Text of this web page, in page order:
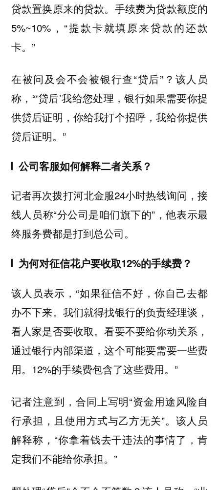
贷款置换原来的贷款。手续费为贷款额度的
5%~10%，“提款卡就填原来贷款的还款
卡。”
在被问及会不会被银行查“贷后”？该人员
称，“‘贷后’我给您处理，银行如果需要你提
供贷后证明，你给我打个招呼，我给你提供
贷后证明。”
公司客服如何解释二者关系？
记者再次拨打河北金服24小时热线询问，接
线人员称“分公司是咱们旗下的”，他表示最
终服务费都是打到总公司。
为何对征信花户要收取12%的手续费？
该人员表示，“如果征信不好，你自己去都
办不下来。我们就得找银行的负责经理谈，
看人家是否要收取。看要不要给你动关系，
通过银行内部渠道，这个可能要需要一些费
用。12%的手续费包含了这些费用。”
记者注意到，合同上写明“资金用途风险自
行承担，且使用方式与乙方无关”。该人员
解释称，“你拿着钱去干违法的事情了，肯
定我们不能给你承担。”